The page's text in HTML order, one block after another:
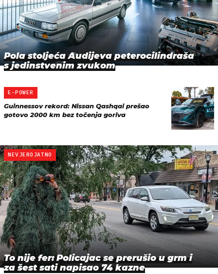
Pola stoljeća Audijeva peterocilindraša
s jedinstvenim zvukom
E-POWER
Guinnessov rekord: Nissan Qashqai prešao
gotovo 2000 km bez točenja goriva
NEVJEROJATNO
To nije fer: Policajac se prerušio u grm i
za šest sati napisao 74 kazne